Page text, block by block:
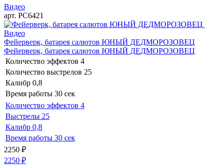
Видео
арт. РС6421
Видео
Фейерверк, батарея салютов ЮНЫЙ ДЕДМОРОЗОВЕЦ
Фейерверк, батарея салютов ЮНЫЙ ДЕДМОРОЗОВЕЦ
Количество эффектов 4
Количество выстрелов 25
Калибр 0,8
Время работы 30 сек
Количество эффектов 4
Выстрелы 25
Калибр 0,8
Время работы 30 сек
2250 ₽
2250 ₽